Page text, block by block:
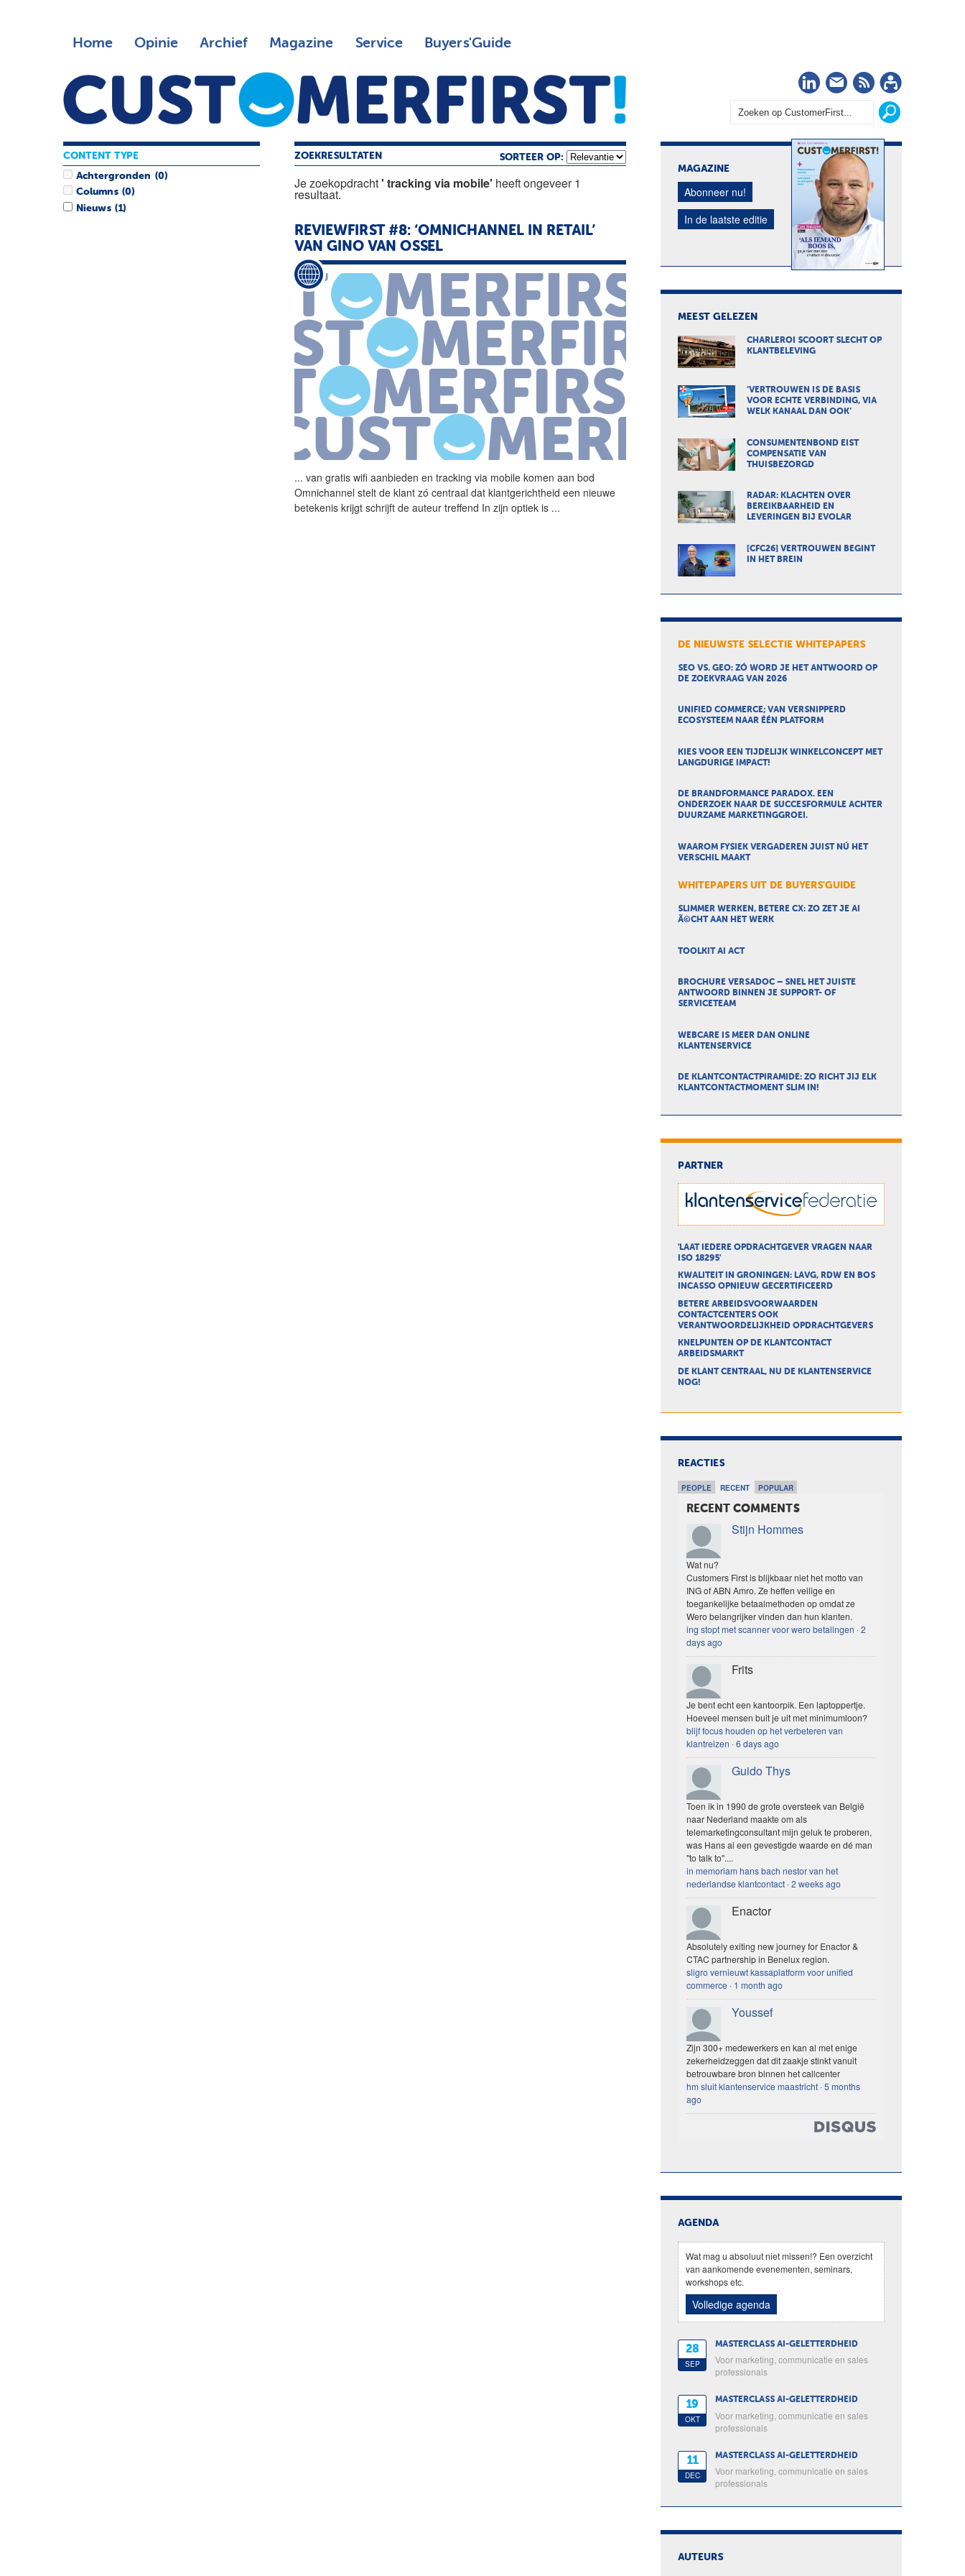
Home Opinie Archief Magazine Service Buyers'Guide
LinkedIn
Nieuwsbrief
RSS
ZOEKRESULTATEN SORTEER OP:
Je zoekopdracht' tracking via mobile' heeft ongeveer 1
resultaat.
REVIEWFIRST #8: ‘OMNICHANNEL IN RETAIL’
VAN GINO VAN OSSEL
... van gratis wifi aanbieden entracking via mobile komen aan bod
Omnichannel stelt de klant zó centraal dat klantgerichtheid een nieuwe
betekenis krijgt schrijft de auteur treffend In zijn optiek is ...
CONTENT TYPE
Achtergronden (0)
Columns (0)
Nieuws (1)
MAGAZINE
Abonneer nu!
In de laatste editie
MEEST GELEZEN
CHARLEROI SCOORT SLECHT OP
KLANTBELEVING
‘VERTROUWEN IS DE BASIS
VOOR ECHTE VERBINDING, VIA
WELK KANAAL DAN OOK’
CONSUMENTENBOND EIST
COMPENSATIE VAN
THUISBEZORGD
RADAR: KLACHTEN OVER
BEREIKBAARHEID EN
LEVERINGEN BIJ EVOLAR
[CFC26] VERTROUWEN BEGINT
IN HET BREIN
DE NIEUWSTE SELECTIE WHITEPAPERS
SEO VS. GEO: ZÓ WORD JE HET ANTWOORD OP
DE ZOEKVRAAG VAN 2026
UNIFIED COMMERCE; VAN VERSNIPPERD
ECOSYSTEEM NAAR ÉÉN PLATFORM
KIES VOOR EEN TIJDELIJK WINKELCONCEPT MET
LANGDURIGE IMPACT!
DE BRANDFORMANCE PARADOX. EEN
ONDERZOEK NAAR DE SUCCESFORMULE ACHTER
DUURZAME MARKETINGGROEI.
WAAROM FYSIEK VERGADEREN JUIST NÚ HET
VERSCHIL MAAKT
WHITEPAPERS UIT DE BUYERS'GUIDE
SLIMMER WERKEN, BETERE CX: ZO ZET JE AI
Ã©CHT AAN HET WERK
TOOLKIT AI ACT
BROCHURE VERSADOC – SNEL HET JUISTE
ANTWOORD BINNEN JE SUPPORT- OF
SERVICETEAM
WEBCARE IS MEER DAN ONLINE
KLANTENSERVICE
DE KLANTCONTACTPIRAMIDE: ZO RICHT JIJ ELK
KLANTCONTACTMOMENT SLIM IN!
PARTNER
'LAAT IEDERE OPDRACHTGEVER VRAGEN NAAR
ISO 18295'
KWALITEIT IN GRONINGEN: LAVG, RDW EN BOS
INCASSO OPNIEUW GECERTIFICEERD
BETERE ARBEIDSVOORWAARDEN
CONTACTCENTERS OOK
VERANTWOORDELIJKHEID OPDRACHTGEVERS
KNELPUNTEN OP DE KLANTCONTACT
ARBEIDSMARKT
DE KLANT CENTRAAL, NU DE KLANTENSERVICE
NOG!
REACTIES
PEOPLE RECENT POPULAR
RECENT COMMENTS
Stijn Hommes
Wat nu?
Customers First is blijkbaar niet het motto van
ING of ABN Amro. Ze heffen veilige en
toegankelijke betaalmethoden op omdat ze
Wero belangrijker vinden dan hun klanten.
ing stopt met scanner voor wero betalingen ·2
days ago
Frits
Je bent echt een kantoorpik. Een laptoppertje.
Hoeveel mensen buit je uit met minimumloon?
blijf focus houden op het verbeteren van
klantreizen ·6 days ago
Guido Thys
Toen ik in 1990 de grote oversteek van België
naar Nederland maakte om als
telemarketingconsultant mijn geluk te proberen,
was Hans al een gevestigde waarde en dé man
"to talk to"....
in memoriam hans bach nestor van het
nederlandse klantcontact ·2 weeks ago
Enactor
Absolutely exiting new journey for Enactor &
CTAC partnership in Benelux region.
sligro vernieuwt kassaplatform voor unified
commerce · 1 month ago
Youssef
Zijn 300+ medewerkers en kan al met enige
zekerheidzeggen dat dit zaakje stinkt vanuit
betrouwbare bron binnen het callcenter
hm sluit klantenservice maastricht ·5 months
ago
AGENDA
Wat mag u absoluut niet missen!? Een overzicht
van aankomende evenementen, seminars,
workshops etc.
Volledige agenda
28
SEP
MASTERCLASS AI-GELETTERDHEID
Voor marketing, communicatie en sales
professionals
19
OKT
MASTERCLASS AI-GELETTERDHEID
Voor marketing, communicatie en sales
professionals
11
DEC
MASTERCLASS AI-GELETTERDHEID
Voor marketing, communicatie en sales
professionals
AUTEURS